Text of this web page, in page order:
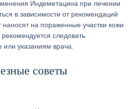
Индеметацина при лечении
в зависимости от рекомендаций
на пораженные участки кожи
следовать
или указаниям врача.
советы